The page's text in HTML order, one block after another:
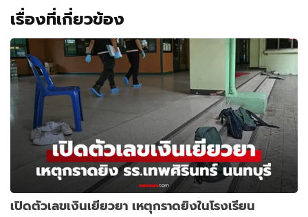
เรื่องที่เกี่ยวข้อง
เปิดตัวเลขเงินเยียวยา เหตุกราดยิงในโรงเรียน